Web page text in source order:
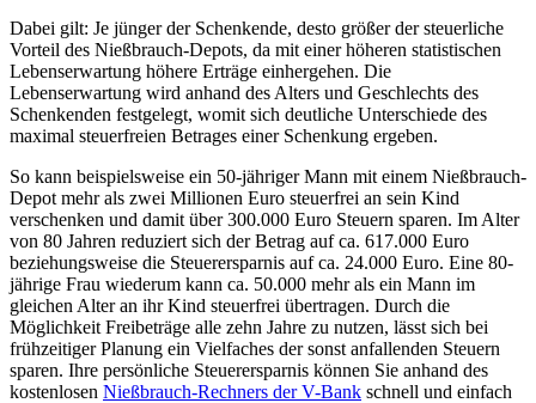
Dabei gilt: Je jünger der Schenkende, desto größer der steuerliche
Vorteil des Nießbrauch-Depots, da mit einer höheren statistischen
Lebenserwartung höhere Erträge einhergehen. Die
Lebenserwartung wird anhand des Alters und Geschlechts des
Schenkenden festgelegt, womit sich deutliche Unterschiede des
maximal steuerfreien Betrages einer Schenkung ergeben.
So kann beispielsweise ein 50-jähriger Mann mit einem Nießbrauch-
Depot mehr als zwei Millionen Euro steuerfrei an sein Kind
verschenken und damit über 300.000 Euro Steuern sparen. Im Alter
von 80 Jahren reduziert sich der Betrag auf ca. 617.000 Euro
beziehungsweise die Steuerersparnis auf ca. 24.000 Euro. Eine 80-
jährige Frau wiederum kann ca. 50.000 mehr als ein Mann im
gleichen Alter an ihr Kind steuerfrei übertragen. Durch die
Möglichkeit Freibeträge alle zehn Jahre zu nutzen, lässt sich bei
frühzeitiger Planung ein Vielfaches der sonst anfallenden Steuern
sparen. Ihre persönliche Steuerersparnis können Sie anhand des
kostenlosen Nießbrauch-Rechners der V-Bank schnell und einfach